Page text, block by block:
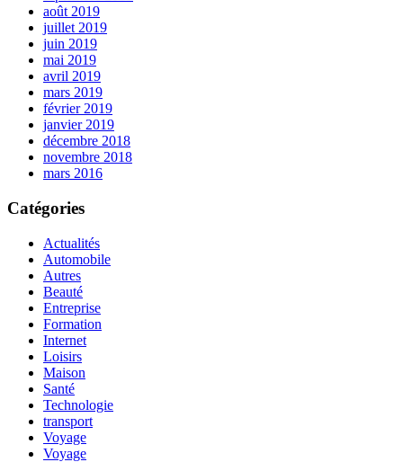
août 2019
juillet 2019
juin 2019
mai 2019
avril 2019
mars 2019
février 2019
janvier 2019
décembre 2018
novembre 2018
mars 2016
Catégories
Actualités
Automobile
Autres
Beauté
Entreprise
Formation
Internet
Loisirs
Maison
Santé
Technologie
transport
Voyage
Voyage